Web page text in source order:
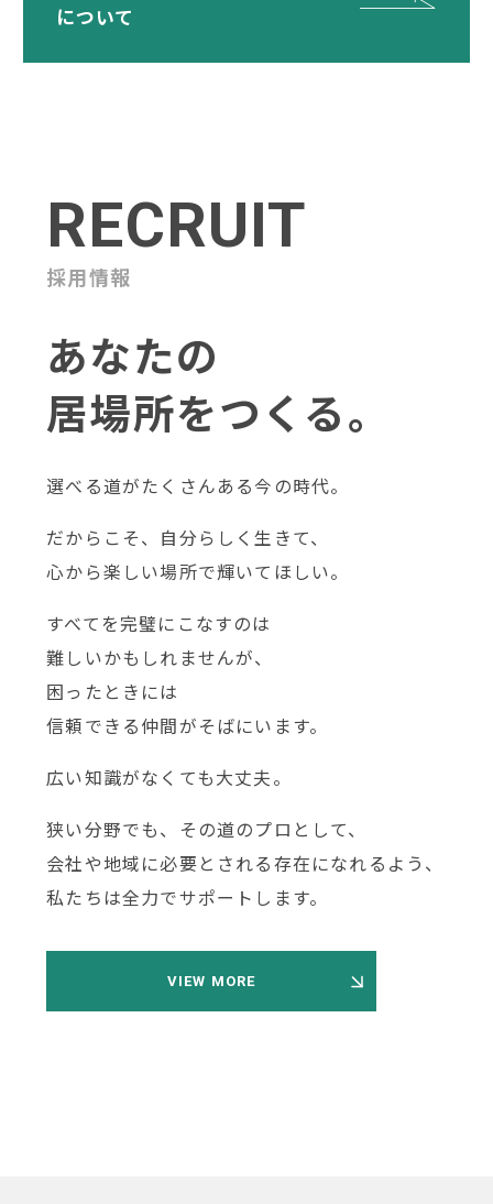
について
RECRUIT
採用情報
あなたの
居場所をつくる。
選べる道がたくさんある今の時代。
だからこそ、自分らしく生きて、
心から楽しい場所で輝いてほしい。
すべてを完璧にこなすのは
難しいかもしれませんが、
困ったときには
信頼できる仲間がそばにいます。
広い知識がなくても大丈夫。
狭い分野でも、その道のプロとして、
会社や地域に必要とされる存在になれるよう、
私たちは全力でサポートします。
VIEW MORE